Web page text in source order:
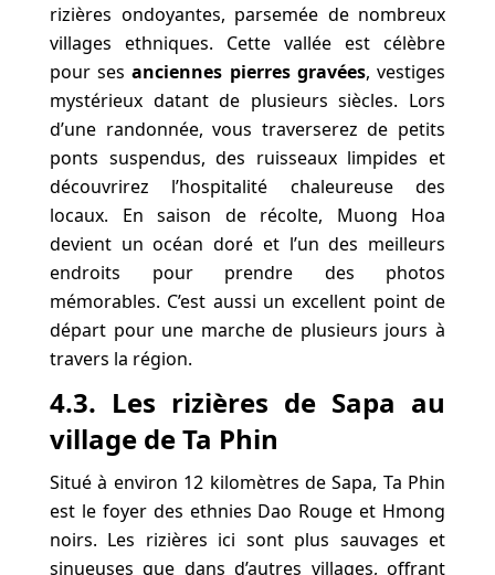
rizières ondoyantes, parsemée de nombreux
villages ethniques. Cette vallée est célèbre
pour sesanciennes pierres gravées, vestiges
mystérieux datant de plusieurs siècles. Lors
d’une randonnée, vous traverserez de petits
ponts suspendus, des ruisseaux limpides et
découvrirez l’hospitalité chaleureuse des
locaux. En saison de récolte, Muong Hoa
devient un océan doré et l’un des meilleurs
endroits pour prendre des photos
mémorables. C’est aussi un excellent point de
départ pour une marche de plusieurs jours à
travers la région.
4.3. Les rizières de Sapa au
village de Ta Phin
Situé à environ 12 kilomètres de Sapa, Ta Phin
est le foyer des ethnies Dao Rouge et Hmong
noirs. Les rizières ici sont plus sauvages et
sinueuses que dans d’autres villages, offrant